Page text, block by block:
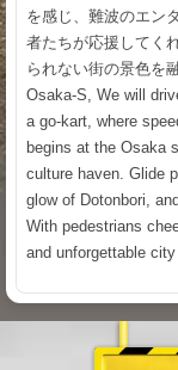
を感じ、難波のエン
者たちが応援してく
られない街の景色を
Osaka-S, We will
a go-kart, where
begins at the Osaka
culture haven. Glide
glow of Dotonbori,
With pedestrians
and unforgettable